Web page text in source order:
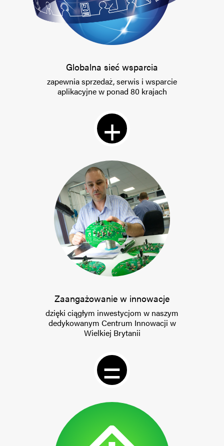
Globalna sieć wsparcia
zapewnia sprzedaż, serwis i wsparcie
aplikacyjne w ponad 80 krajach
Zaangażowanie w innowacje
dzięki ciągłym inwestycjom w naszym
dedykowanym Centrum Innowacji w
Wielkiej Brytanii